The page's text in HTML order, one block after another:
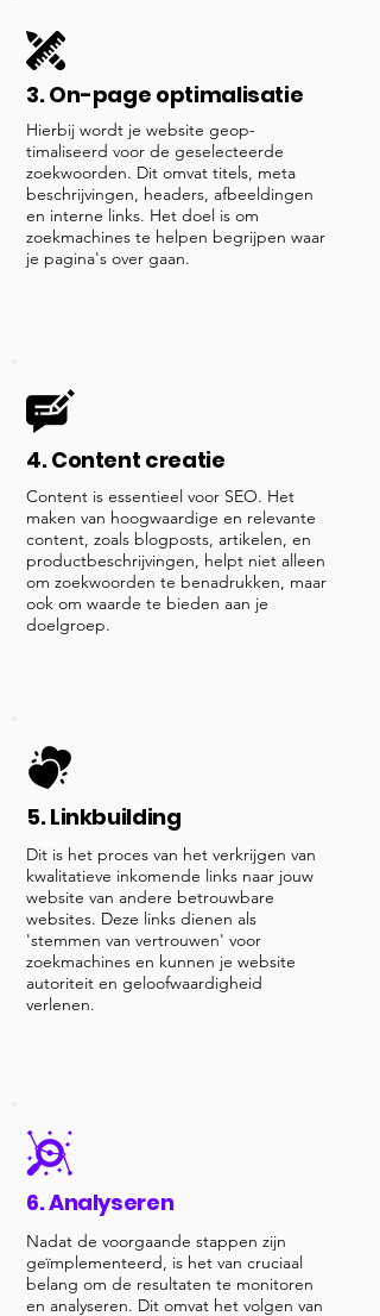
3. On-page optimalisatie
Hierbij wordt je website geop-
timaliseerd voor de geselecteerde
zoekwoorden. Dit omvat titels, meta
beschrijvingen, headers, afbeeldingen
en interne links. Het doel is om
zoekmachines te helpen begrijpen waar
je pagina's over gaan.
4. Content creatie
Content is essentieel voor SEO. Het
maken van hoogwaardige en relevante
content, zoals blogposts, artikelen, en
productbeschrijvingen, helpt niet alleen
om zoekwoorden te benadrukken, maar
ook om waarde te bieden aan je
doelgroep.
5. Linkbuilding
Dit is het proces van het verkrijgen van
kwalitatieve inkomende links naar jouw
website van andere betrouwbare
websites. Deze links dienen als
'stemmen van vertrouwen' voor
zoekmachines en kunnen je website
autoriteit en geloofwaardigheid
verlenen.
6. Analyseren
Nadat de voorgaande stappen zijn
geïmplementeerd, is het van cruciaal
belang om de resultaten te monitoren
en analyseren. Dit omvat het volgen van